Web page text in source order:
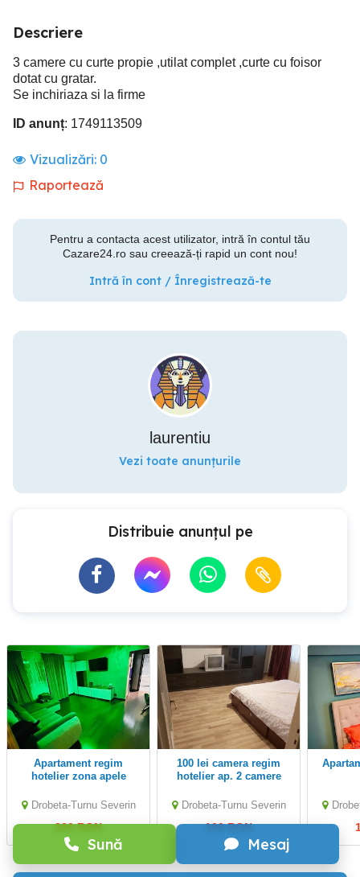
Descriere
3 camere cu curte propie ,utilat complet ,curte cu foisor
dotat cu gratar.
Se inchiriaza si la firme
ID anunț: 1749113509
Vizualizări: 0
Raportează
Pentru a contacta acest utilizator, intră în contul tău
Cazare24.ro sau creează-ți rapid un cont nou!
Intră în cont / Înregistrează-te
Sună Mesaj
laurentiu
Vezi toate anunțurile
Distribuie anunțul pe
Apartament regim
hotelier zona apele
Drobeta-Turnu Severin
200 RON
100 lei camera regim
hotelier ap. 2 camere
Drobeta-Turnu Severin
100 RON
Apartament Alex regim